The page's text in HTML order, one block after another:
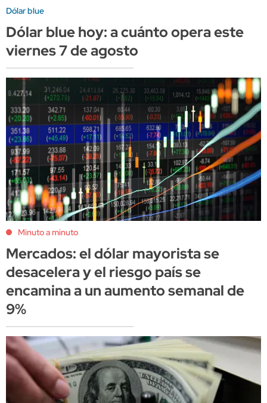
Dólar blue
Dólar blue hoy: a cuánto opera este
viernes 7 de agosto
Minuto a minuto
Mercados: el dólar mayorista se
desacelera y el riesgo país se
encamina a un aumento semanal de
9%